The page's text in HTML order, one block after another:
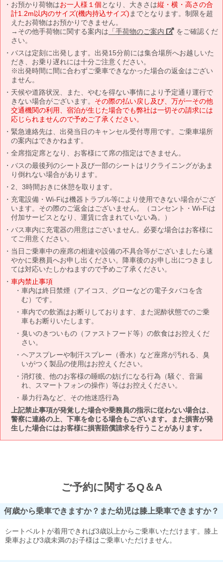
お預かり荷物はお一人様１個となり、大きさは縦・横・高さの合
計1.2m以内のサイズ(機内持込サイズ)までとなります。制限を超
えたお荷物はお預かりできません。
→その他手荷物に関する案内は 「手荷物のご案内」 をご確認くだ
さい。
バスは定刻に出発します。出発15分前には集合場所へお越しいた
だき、お乗り遅れには十分ご注意ください。
※出発時間に間に合わずご乗車できなかった場合の返金はござい
ません。
天候や道路状況、また、やむを得ない事情により予定通り運行で
きない場合がございます。 その際の払い戻し及び、万が一その他
交通機関の利用、宿泊が生じた場合でも弊社は一切その請求には
応じられませんので予めご了承ください。
緊急連絡先は、出発当日のキャンセル受付専用です。ご乗車場所
の案内はできかねます。
全席指定席となり、お客様にて席の指定はできません。
バスの最後列のシート及び一部のシートはリクライニングがあま
り倒れない場合があります。
2、3時間おきに休憩を取ります。
充電設備・Wi-Fiは機器トラブル等により使用できない場合がござ
います。その際のご返金はございません。（コンセント・Wi-Fiは
付加サービスとなり、運賃に含まれていない為。）
バス車内に充電器の用意はございません。必要な場合はお客様に
てご用意ください。
当日ご乗車中の座席の相違や設備の不具合等がございましたら速
やかに乗務員へお申し出ください。降車後のお申し出につきまし
ては対応いたしかねますので予めご了承ください。
車内禁止事項
車内は終日禁煙（アイコス、グローなどの電子タバコを含
む）です。
車内での飲酒はお断りしております、また泥酔状態でのご乗
車もお断りいたします。
臭いのきついもの（ファストフード等）の飲食はお控えくだ
さい。
ヘアスプレーや制汗スプレー（香水）など座席が汚れる、臭
いがつく製品の使用はお控えください。
消灯後、他のお客様の睡眠の妨げになる行為（騒ぐ、音漏
れ、スマートフォンの操作）等はお控えください。
暴力行為など、その他迷惑行為
上記禁止事項が発覚した場合や乗務員の指示に従わない場合は、
警察に連絡の上、下車を命じる場合もございます。また損害が発
生した場合にはお客様に損害賠償請求を行うことがあります。
ご予約に関するQ＆A
何歳から乗車できますか？また幼児は膝上乗車できますか？
シートベルトが着用できれば3歳以上からご乗車いただけます。膝上
乗車および3歳未満のお子様はご乗車いただけません。